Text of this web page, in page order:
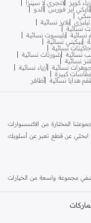
كويز
لانجري لا سينزا
نايكي اير فورس ألدو
بلايز نسائية
نسائية
نسائية بليسوت نسائية
بيكيني نسائية
جاكيتات نسائية
نسائية
شورتات نسائية
نسائية
نسائية أزياء نسائية
مقاسات كبيرة
هدايا نسائية أظافر
المختارة من الاكسسوارات
ابحثي عن قطع تعبر عن أسلوبك
مجموعة واسعة من الخيارات
من حقائب اليد، وحقائب